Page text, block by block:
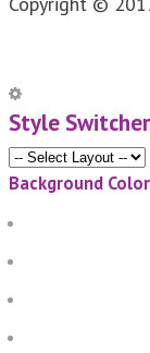
Style Switcher
Background Color